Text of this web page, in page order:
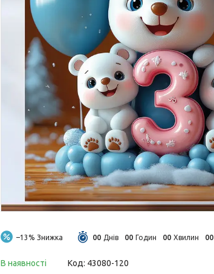
–13% 00 Днів 00 Годин 00 Хвилин 00
В наявності Код: 43080-120